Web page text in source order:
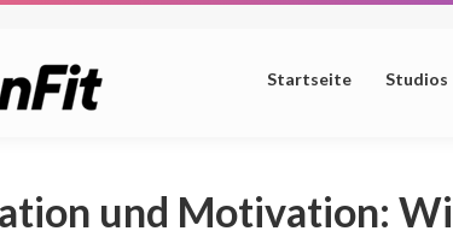
Startseite Studios
und Motivation: